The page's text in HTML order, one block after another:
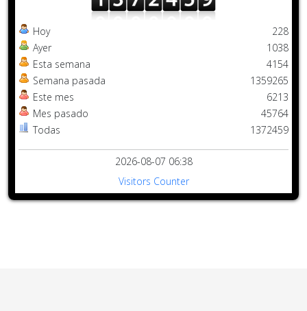
Hoy
Ayer
Esta semana
Semana pasada
Este mes
Mes pasado
Todas
228
1038
4154
1359265
6213
45764
1372459
2026-08-07 06:38
Visitors Counter